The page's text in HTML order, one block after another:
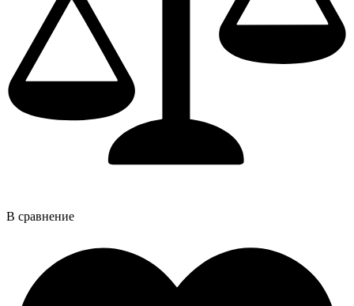
В сравнение